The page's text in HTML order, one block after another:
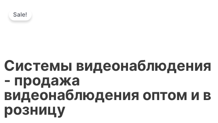
содержимому
Системы видеонаблюдения
- продажа
видеонаблюдения оптом и в
розницу
Sale!